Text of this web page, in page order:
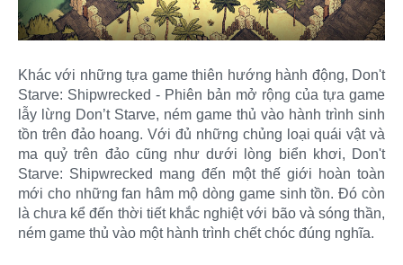
Khác với những tựa game thiên hướng hành động, Don't
Starve: Shipwrecked - Phiên bản mở rộng của tựa game
lẫy lừng Don’t Starve, ném game thủ vào hành trình sinh
tồn trên đảo hoang. Với đủ những chủng loại quái vật và
ma quỷ trên đảo cũng như dưới lòng biển khơi, Don't
Starve: Shipwrecked mang đến một thế giới hoàn toàn
mới cho những fan hâm mộ dòng game sinh tồn. Đó còn
là chưa kể đến thời tiết khắc nghiệt với bão và sóng thần,
ném game thủ vào một hành trình chết chóc đúng nghĩa.